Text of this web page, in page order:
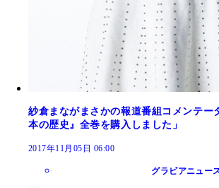
紗倉まながまさかの報道番組コメンテー
本の歴史』全巻を購入しました」
2017年11月05日 06:00
グラビアニュー